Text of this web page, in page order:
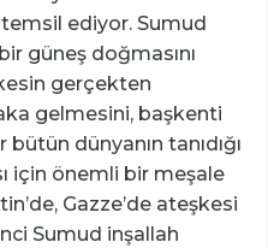
ediyor. Sumud
güneş doğmasını
gerçekten
gelmesini, başkenti
dünyanın tanıdığı
için önemli bir meşale
Gazze’de ateşkesi
Sumud inşallah